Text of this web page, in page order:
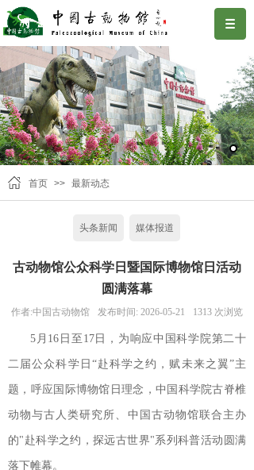
首页 >> 最新动态
头条新闻 媒体报道
古动物馆公众科学日暨国际博物馆日活动
圆满落幕
作者:中国古动物馆 发布时间: 2026-05-21 1313 次浏览
5月16日至17日，为响应中国科学院第二十
二届公众科学日“赴科学之约，赋未来之翼”主
题，呼应国际博物馆日理念，中国科学院古脊椎
动物与古人类研究所、中国古动物馆联合主办
的"赴科学之约，探远古世界"系列科普活动圆满
落下帷幕。